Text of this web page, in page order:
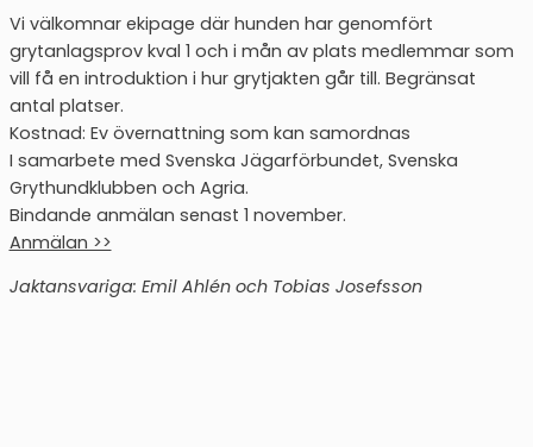
Vi välkomnar ekipage där hunden har genomfört
grytanlagsprov kval 1 och i mån av plats medlemmar som
vill få en introduktion i hur grytjakten går till. Begränsat
antal platser.
Kostnad: Ev övernattning som kan samordnas
I samarbete med Svenska Jägarförbundet, Svenska
Grythundklubben och Agria.
Bindande anmälan senast 1 november.
Anmälan >>
Jaktansvariga: Emil Ahlén och Tobias Josefsson